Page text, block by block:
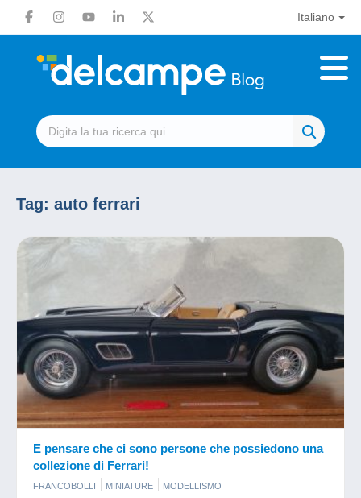
Italiano
Tag: auto ferrari
E pensare che ci sono persone che possiedono una
collezione di Ferrari!
FRANCOBOLLI MINIATURE MODELLISMO